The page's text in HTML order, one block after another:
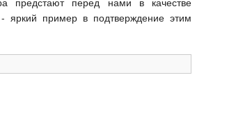
яркий пример в подтверждение этим